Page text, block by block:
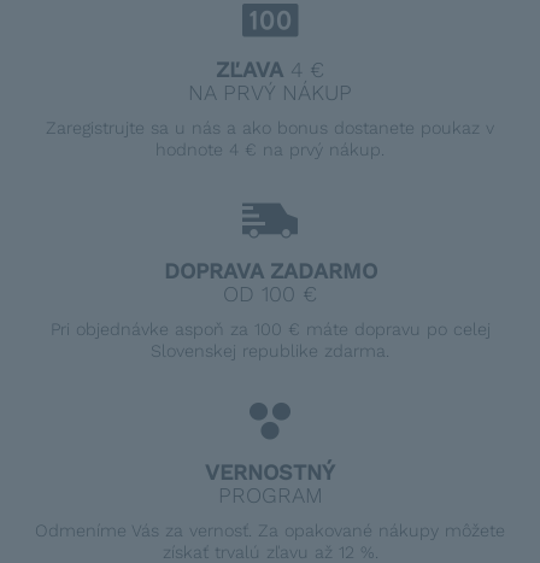
ZĽAVA 4 €
NA PRVÝ NÁKUP
Zaregistrujte sa u nás a ako bonus dostanete poukaz v
hodnote 4 € na prvý nákup.
DOPRAVA ZADARMO
OD 100 €
Pri objednávke aspoň za 100 € máte dopravu po celej
Slovenskej republike zdarma.
VERNOSTNÝ
PROGRAM
Odmeníme Vás za vernosť. Za opakované nákupy môžete
získať trvalú zľavu až 12 %.